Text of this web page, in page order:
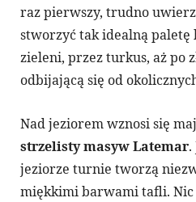
raz pierwszy, trudno
stworzyć tak idealną paletę
zieleni, przez turkus, aż po
odbijającą się od
Nad jeziorem wznosi się
strzelisty masyw Latemar
jeziorze turnie tworzą
miękkimi barwami tafli. Nic